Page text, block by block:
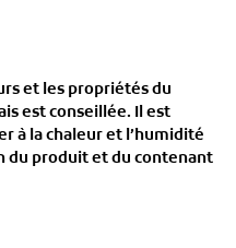
et les propriétés du
est conseillée. Il est
à la chaleur et l’humidité
du produit et du contenant